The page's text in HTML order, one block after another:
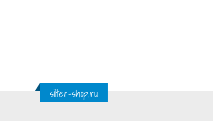
silter-shop.ru